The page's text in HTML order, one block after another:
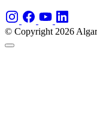
© Copyright 2026 Algar